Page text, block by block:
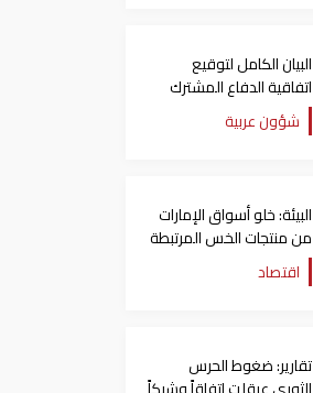
البيان الكامل لتوقيع
اتفاقية الدفاع المشترك
بين السعودية وتركيا
وباكستان
شؤون عربية
البيئة: خلو أسواق الإمارات
من منتجات الخس المرتبطة
بتفشي داء السيكلوسبورا
اقتصاد
تقارير: ضغوط الحرس